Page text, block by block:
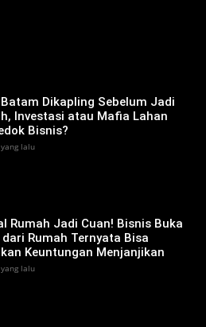
Dikapling Sebelum Jadi
Investasi atau Mafia Lahan
Bisnis?
lalu
Rumah Jadi Cuan! Bisnis Buka
dari Rumah Ternyata Bisa
Keuntungan Menjanjikan
lalu